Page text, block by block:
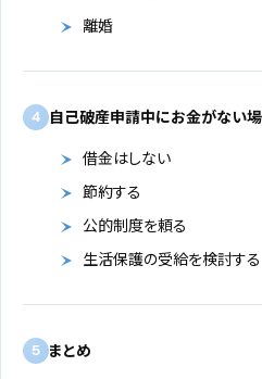
離婚
4 自己破産申請中にお金がない
借金はしない
節約する
公的制度を頼る
生活保護の受給を検討する
5 まとめ